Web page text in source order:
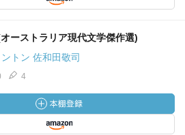
ーストラリア現代文学傑作選)
トン 佐和田敬司
4